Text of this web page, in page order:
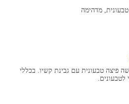
מדהימה
פיצה טבעונית עם גבינת קשיו. בכללי
לטבעונים.